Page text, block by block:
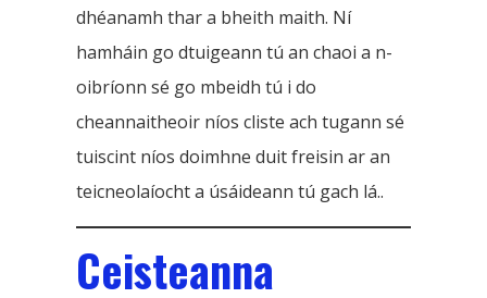
dhéanamh thar a bheith maith. Ní
hamháin go dtuigeann tú an chaoi a n-
oibríonn sé go mbeidh tú i do
cheannaitheoir níos cliste ach tugann sé
tuiscint níos doimhne duit freisin ar an
teicneolaíocht a úsáideann tú gach lá..
Ceisteanna